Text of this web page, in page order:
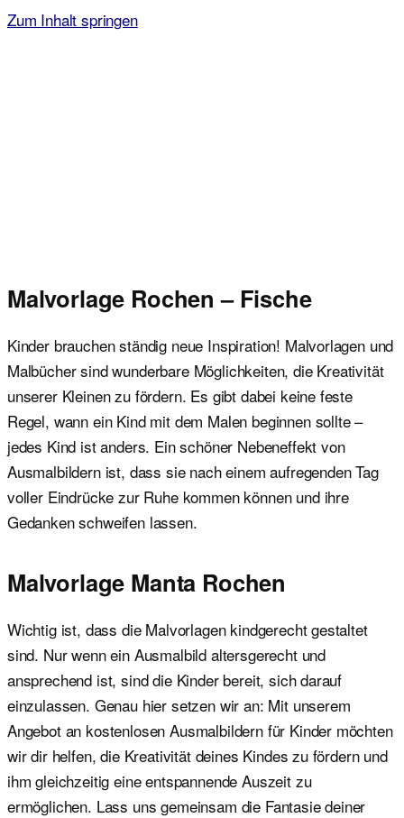
Zum Inhalt springen
Malvorlage Rochen – Fische
Kinder brauchen ständig neue Inspiration! Malvorlagen und
Malbücher sind wunderbare Möglichkeiten, die Kreativität
unserer Kleinen zu fördern. Es gibt dabei keine feste
Regel, wann ein Kind mit dem Malen beginnen sollte –
jedes Kind ist anders. Ein schöner Nebeneffekt von
Ausmalbildern ist, dass sie nach einem aufregenden Tag
voller Eindrücke zur Ruhe kommen können und ihre
Gedanken schweifen lassen.
Malvorlage Manta Rochen
Wichtig ist, dass die Malvorlagen kindgerecht gestaltet
sind. Nur wenn ein Ausmalbild altersgerecht und
ansprechend ist, sind die Kinder bereit, sich darauf
einzulassen. Genau hier setzen wir an: Mit unserem
Angebot an kostenlosen Ausmalbildern für Kinder möchten
wir dir helfen, die Kreativität deines Kindes zu fördern und
ihm gleichzeitig eine entspannende Auszeit zu
ermöglichen. Lass uns gemeinsam die Fantasie deiner